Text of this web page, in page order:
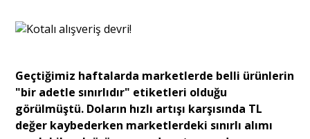
Sivil Toplum
Kültür - Sanat
Ekonomi
Geçtiğimiz haftalarda marketlerde belli ürünlerin
"bir adetle sınırlıdır" etiketleri olduğu
görülmüştü. Doların hızlı artışı karşısında TL
değer kaybederken marketlerdeki sınırlı alımı